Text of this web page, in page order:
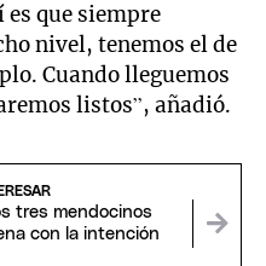
es que siempre
nivel, tenemos el de
Cuando lleguemos
listos”, añadió.
tres mendocinos
con la intención